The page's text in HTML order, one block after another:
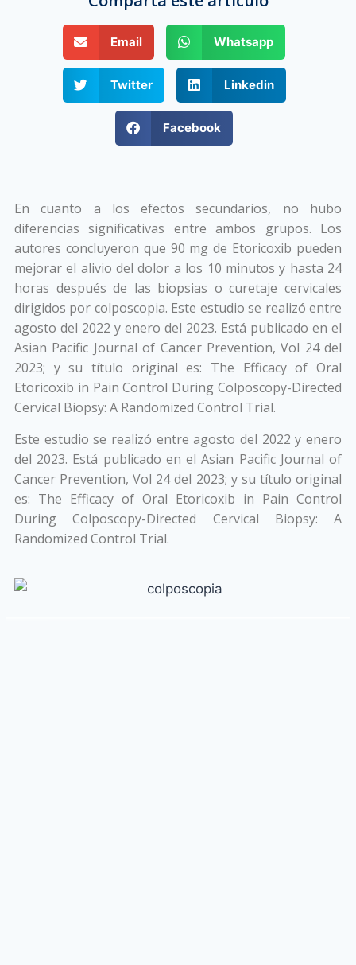
Email Whatsapp
Twitter Linkedin
Facebook
En cuanto a los efectos secundarios, no hubo
diferencias significativas entre ambos grupos. Los
autores concluyeron que 90 mg de Etoricoxib pueden
mejorar el alivio del dolor a los 10 minutos y hasta 24
horas después de las biopsias o curetaje cervicales
dirigidos por colposcopia. Este estudio se realizó entre
agosto del 2022 y enero del 2023. Está publicado en el
Asian Pacific Journal of Cancer Prevention, Vol 24 del
2023; y su título original es: The Efficacy of Oral
Etoricoxib in Pain Control During Colposcopy-Directed
Cervical Biopsy: A Randomized Control Trial.
Este estudio se realizó entre agosto del 2022 y enero
del 2023. Está publicado en el Asian Pacific Journal of
Cancer Prevention, Vol 24 del 2023; y su título original
es: The Efficacy of Oral Etoricoxib in Pain Control
During Colposcopy-Directed Cervical Biopsy: A
Randomized Control Trial.